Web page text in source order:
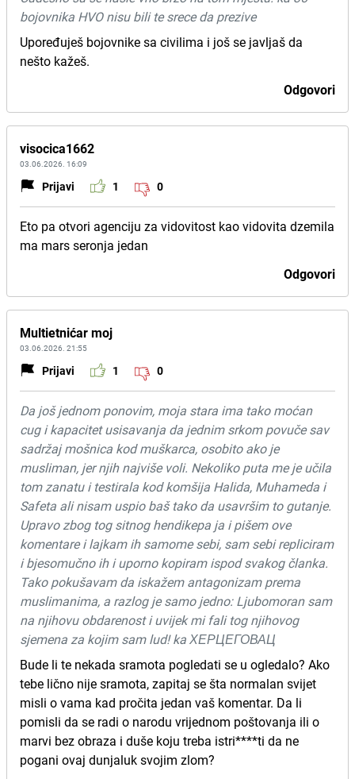
bojovnika HVO nisu bili te srece da prezive
Upoređuješ bojovnike sa civilima i još se javljaš da
nešto kažeš.
Odgovori
visocica1662
03.06.2026. 16:09
Prijavi 1 0
Eto pa otvori agenciju za vidovitost kao vidovita dzemila
ma mars seronja jedan
Odgovori
Multietnićar moj
03.06.2026. 21:55
Prijavi 1 0
Da još jednom ponovim, moja stara ima tako moćan
cug i kapacitet usisavanja da jednim srkom povuče sav
sadržaj mošnica kod muškarca, osobito ako je
musliman, jer njih najviše voli. Nekoliko puta me je učila
tom zanatu i testirala kod komšija Halida, Muhameda i
Safeta ali nisam uspio baš tako da usavršim to gutanje.
Upravo zbog tog sitnog hendikepa ja i pišem ove
komentare i lajkam ih samome sebi, sam sebi repliciram
i bjesomučno ih i uporno kopiram ispod svakog članka.
Tako pokušavam da iskažem antagonizam prema
muslimanima, a razlog je samo jedno: Ljubomoran sam
na njihovu obdarenost i uvijek mi fali tog njihovog
sjemena za kojim sam lud! ka ХЕРЦЕГОВАЦ
Bude li te nekada sramota pogledati se u ogledalo? Ako
tebe lično nije sramota, zapitaj se šta normalan svijet
misli o vama kad pročita jedan vaš komentar. Da li
pomisli da se radi o narodu vrijednom poštovanja ili o
marvi bez obraza i duše koju treba istri****ti da ne
pogani ovaj dunjaluk svojim zlom?